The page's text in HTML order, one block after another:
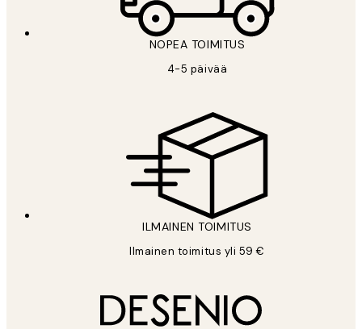
NOPEA TOIMITUS
4-5 päivää
ILMAINEN TOIMITUS
Ilmainen toimitus yli 59 €